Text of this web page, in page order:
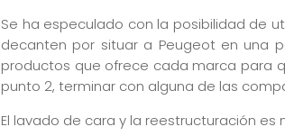
Se ha especulado con la posibilidad de
decanten por situar a Peugeot en una
productos que ofrece cada marca para
punto 2, terminar con alguna de las
El lavado de cara y la reestructuración